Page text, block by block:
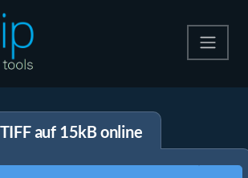
auf 15kB online